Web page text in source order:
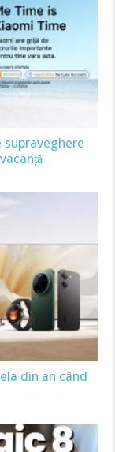
supraveghere
din an când